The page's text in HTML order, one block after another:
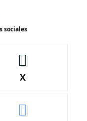
sociales
X